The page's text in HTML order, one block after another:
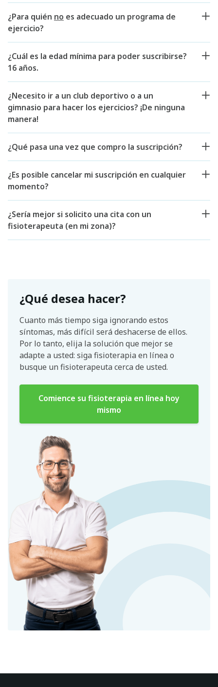
¿Para quién no es adecuado un programa de
ejercicio?
¿Cuál es la edad mínima para poder suscribirse?
16 años.
¿Necesito ir a un club deportivo o a un
gimnasio para hacer los ejercicios? ¡De ninguna
manera!
¿Qué pasa una vez que compro la suscripción?
¿Es posible cancelar mi suscripción en cualquier
momento?
¿Sería mejor si solicito una cita con un
fisioterapeuta (en mi zona)?
¿Qué desea hacer?
Cuanto más tiempo siga ignorando estos
síntomas, más difícil será deshacerse de ellos.
Por lo tanto, elija la solución que mejor se
adapte a usted: siga fisioterapia en línea o
busque un fisioterapeuta cerca de usted.
Comience su fisioterapia en línea hoy
mismo